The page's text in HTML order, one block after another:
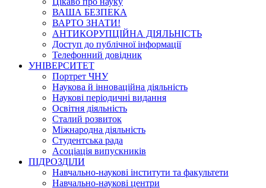
ВАША БЕЗПЕКА
ВАРТО ЗНАТИ!
АНТИКОРУПЦІЙНА ДІЯЛЬНІСТЬ
Доступ до публічної інформації
Телефонний довідник
УНІВЕРСИТЕТ
Портрет ЧНУ
Наукова й інноваційна діяльність
Наукові періодичні видання
Освітня діяльність
Сталий розвиток
Міжнародна діяльність
Студентська рада
Асоціація випускників
ПІДРОЗДІЛИ
Навчально-наукові інститути та факультети
Навчально-наукові центри